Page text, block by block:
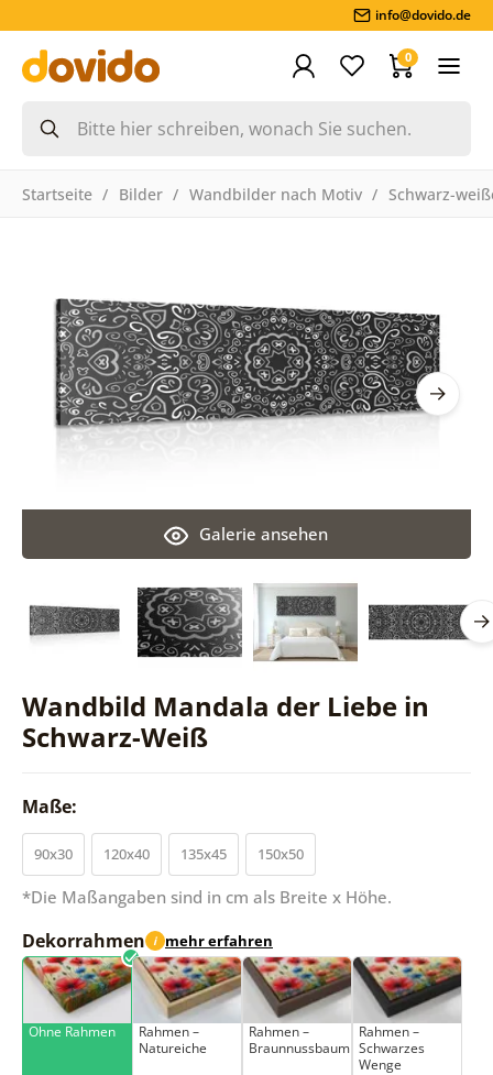
info@dovido.de
0
Startseite Bilder Wandbilder nach Motiv Schwarz-
Wandbild Mandala der Liebe in
Schwarz-Weiß
Galerie ansehen
Maße:
90x30 120x40 135x45 150x50
*Die Maßangaben sind in cm als Breite x Höhe.
Dekorrahmen i mehr erfahren
Ohne Rahmen
Rahmen –
Natureiche
Rahmen –
Braunnussbaum
Rahmen –
Schwarzes
Wenge